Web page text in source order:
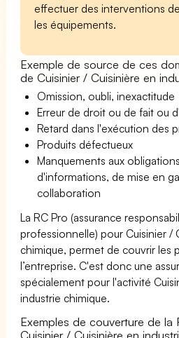
effectuer des interventions
les équipements.
Exemple de source de ces
de Cuisinier / Cuisinière en
Omission, oubli, inexactitude
Erreur de droit ou de fait ou
Retard dans l'exécution des
Produits défectueux
Manquements aux
d'informations, de mise en
collaboration
La RC Pro (assurance
professionnelle) pour Cuisinier /
chimique, permet de couvrir les
l’entreprise. C'est donc une
spécialement pour l'activité
industrie chimique.
Exemples de couverture de la
Cuisinier / Cuisinière en